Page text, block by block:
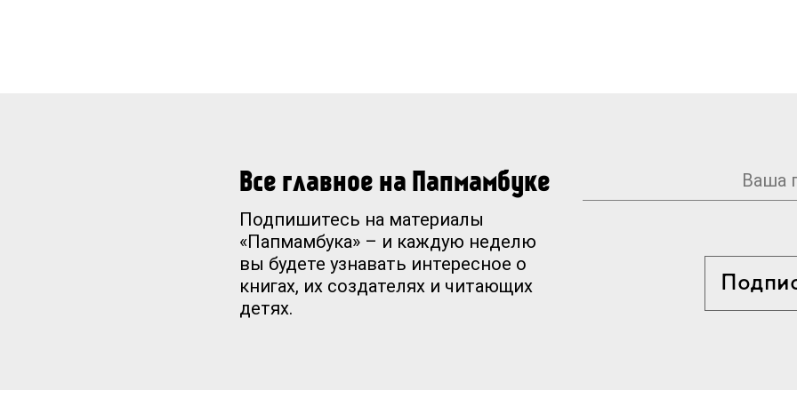
Все главное на Папмамбуке
Подпишитесь на материалы
«Папмамбука» – и каждую неделю
вы будете узнавать интересное о
книгах, их создателях и читающих
детях.